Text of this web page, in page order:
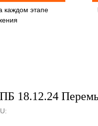
каждом этапе
18.12.24